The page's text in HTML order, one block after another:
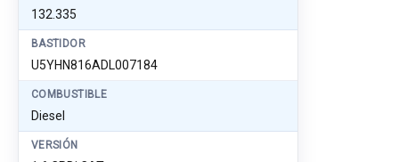
132.335
BASTIDOR
U5YHN816ADL007184
COMBUSTIBLE
Diesel
VERSIÓN